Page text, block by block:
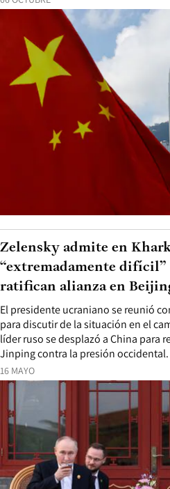
16 MAYO
El presidente ucraniano se reunió
para discutir de la situación en el
líder ruso se desplazó a China para
Jinping contra la presión occidental.
Zelensky admite en
“extremadamente
ratifican alianza en